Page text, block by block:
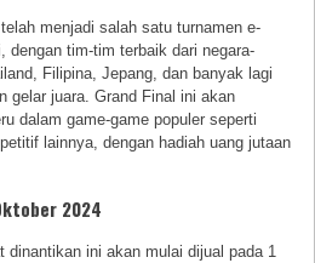
menjadi salah satu turnamen e-
dengan tim-tim terbaik dari negara-
Filipina, Jepang, dan banyak lagi
gelar juara. Grand Final ini akan
dalam game-game populer seperti
lainnya, dengan hadiah uang jutaan
2024
dinantikan ini akan mulai dijual pada 1